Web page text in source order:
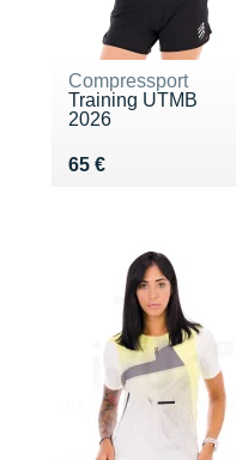
Compressport
Training UTMB
2026
65 €
Vendu 65 €